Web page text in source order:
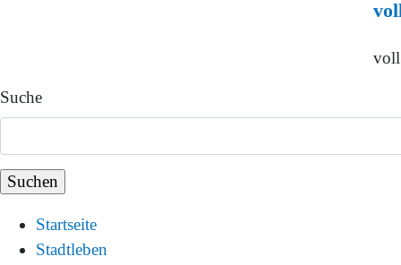
voll
Suche
Startseite
Stadtleben